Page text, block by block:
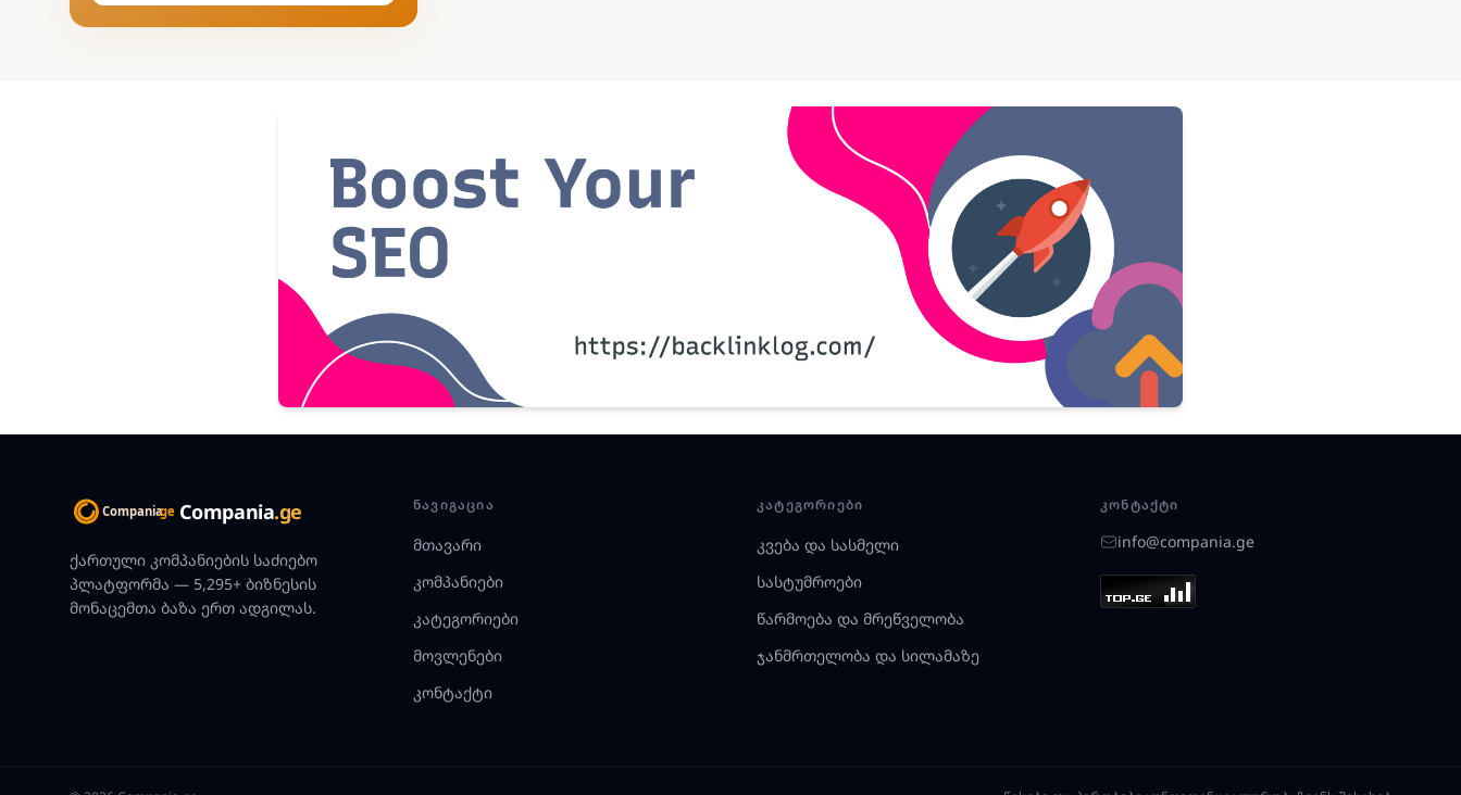
Compania.ge
ქართული კომპანიების საძიებო
პლატფორმა — 5,295+ ბიზნესის
მონაცემთა ბაზა ერთ ადგილას.
ᲜᲐᲕᲘᲒᲐᲪᲘᲐ
მთავარი
კომპანიები
კატეგორიები
მოვლენები
კონტაქტი
ᲙᲐᲢᲔᲒᲝᲠᲘᲔᲑᲘ
კვება და სასმელი
სასტუმროები
წარმოება და მრეწველობა
ჯანმრთელობა და სილამაზე
ᲙᲝᲜᲢᲐᲥᲢᲘ
info@compania.ge